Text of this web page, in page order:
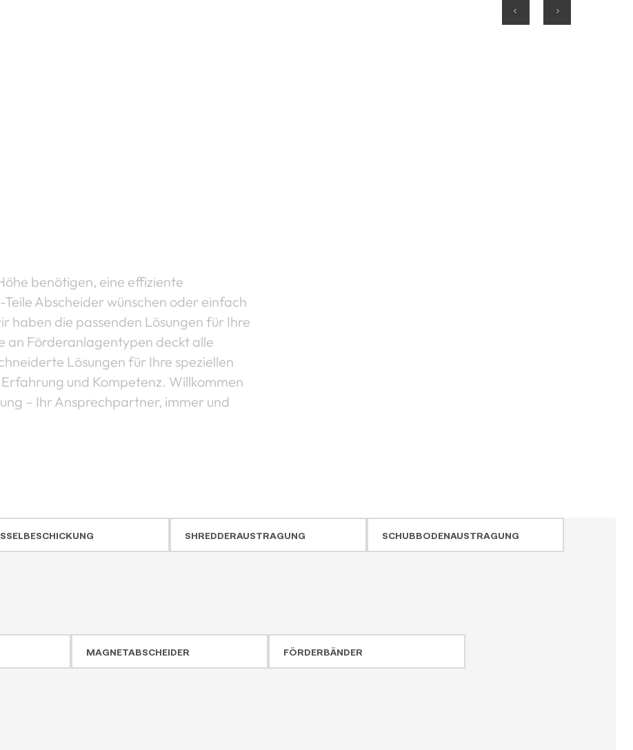
benötigen, eine effiziente
Abscheider wünschen oder einfach
haben die passenden Lösungen für Ihre
an Förderanlagentypen deckt alle
Lösungen für Ihre speziellen
und Kompetenz. Willkommen
– Ihr Ansprechpartner, immer und
SHREDDERAUSTRAGUNG SCHUBBODENAUSTRAGUNG
MAGNETABSCHEIDER FÖRDERBÄNDER